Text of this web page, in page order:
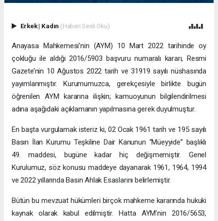
Erkek| Kadın (Haberi Sesli Oku)
Anayasa Mahkemesi’nin (AYM) 10 Mart 2022 tarihinde oy
çokluğu ile aldığı 2016/5903 başvuru numaralı kararı, Resmi
Gazete’nin 10 Ağustos 2022 tarih ve 31919 sayılı nüshasında
yayımlanmıştır. Kurumumuzca, gerekçesiyle birlikte bugün
öğrenilen AYM kararına ilişkin; kamuoyunun bilgilendirilmesi
adına aşağıdaki açıklamanın yapılmasına gerek duyulmuştur.
En başta vurgulamak isteriz ki, 02 Ocak 1961 tarih ve 195 sayılı
Basın İlan Kurumu Teşkiline Dair Kanunun “Müeyyide” başlıklı
49. maddesi, bugüne kadar hiç değişmemiştir. Genel
Kurulumuz, söz konusu maddeye dayanarak 1961, 1964, 1994
ve 2022 yıllarında Basın Ahlak Esaslarını belirlemiştir.
Bütün bu mevzuat hükümleri birçok mahkeme kararında hukuki
kaynak olarak kabul edilmiştir. Hatta AYM’nin 2016/5653,